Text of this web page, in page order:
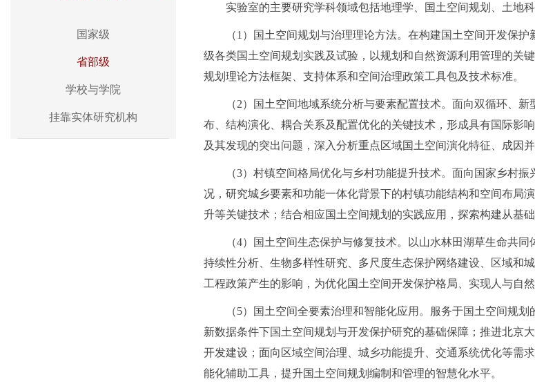
国家级
省部级
学校与学院
挂靠实体研究机构
实验室的主要研究学科领域包括地理学、国土空间规划、土地
（1）国土空间规划与治理理论方法。在构建国土空间开发保
级各类国土空间规划实践及试验，以规划和自然资源利用管理的关
规划理论方法框架、支持体系和空间治理政策工具包及技术标准。
（2）国土空间地域系统分析与要素配置技术。面向双循环、
布、结构演化、耦合关系及配置优化的关键技术，形成具有国际影
及其发现的突出问题，深入分析重点区域国土空间演化特征、成因并
（3）村镇空间格局优化与乡村功能提升技术。面向国家乡村
况，研究城乡要素和功能一体化背景下的村镇功能结构和空间布局
升等关键技术；结合相应国土空间规划的实践应用，探索构建从基
（4）国土空间生态保护与修复技术。以山水林田湖草生命共
持续性分析、生物多样性研究、多尺度生态保护网络建设、区域和
工程政策产生的影响，为优化国土空间开发保护格局、实现人与自
（5）国土空间全要素治理和智能化应用。服务于国土空间规
新数据条件下国土空间规划与开发保护研究的基础保障；推进北京
开发建设；面向区域空间治理、城乡功能提升、交通系统优化等需
能化辅助工具，提升国土空间规划编制和管理的智慧化水平。